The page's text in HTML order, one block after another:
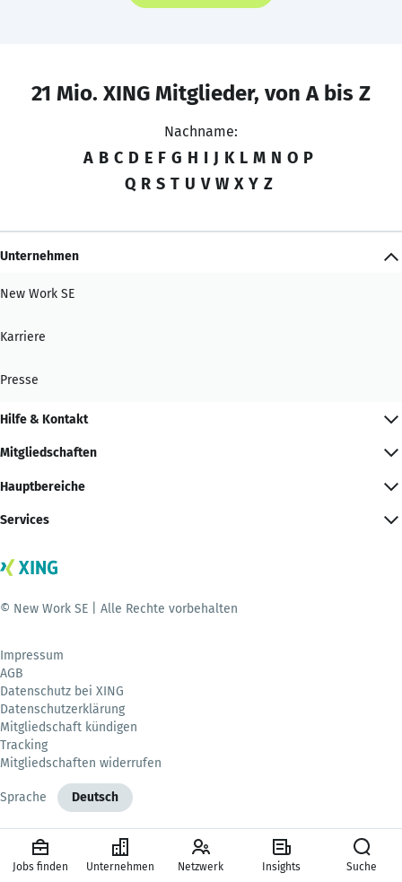
21 Mio. XING Mitglieder, von A bis Z
Nachname:
A B C D E F G H I J K L M N O P
Q R S T U V W X Y Z
Unternehmen
New Work SE
Karriere
Presse
Hilfe & Kontakt
Mitgliedschaften
Hauptbereiche
Services
© New Work SE | Alle Rechte vorbehalten
Impressum
AGB
Datenschutz bei XING
Datenschutzerklärung
Mitgliedschaft kündigen
Tracking
Mitgliedschaften widerrufen
Sprache Deutsch
Jobs finden Unternehmen Netzwerk Insights Suche